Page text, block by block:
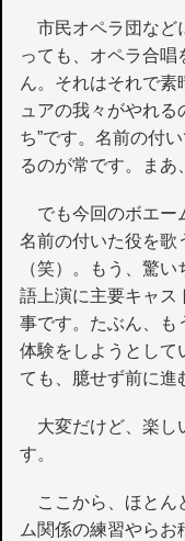
市民オペラ団など
っても、オペラ合
ん。それはそれで素
ュアの我々がやれる
ち”です。名前の付
るのが常です。まあ
でも今回のボエー
名前の付いた役を歌
（笑）。もう、驚
語上演に主要キャス
事です。たぶん、も
体験をしようとして
ても、臆せず前に進
大変だけど、楽し
す。
ここから、ほとん
ム関係の練習やら